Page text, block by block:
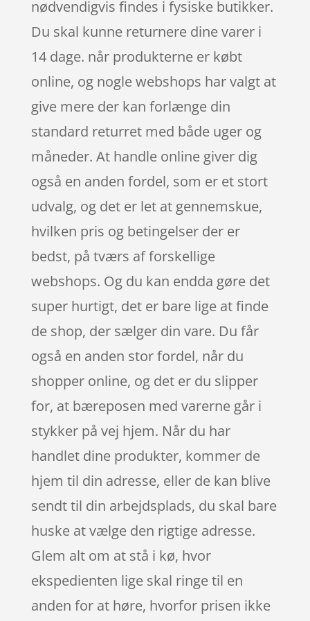
nødvendigvis findes i fysiske butikker.
Du skal kunne returnere dine varer i
14 dage. når produkterne er købt
online, og nogle webshops har valgt at
give mere der kan forlænge din
standard returret med både uger og
måneder. At handle online giver dig
også en anden fordel, som er et stort
udvalg, og det er let at gennemskue,
hvilken pris og betingelser der er
bedst, på tværs af forskellige
webshops. Og du kan endda gøre det
super hurtigt, det er bare lige at finde
de shop, der sælger din vare. Du får
også en anden stor fordel, når du
shopper online, og det er du slipper
for, at bæreposen med varerne går i
stykker på vej hjem. Når du har
handlet dine produkter, kommer de
hjem til din adresse, eller de kan blive
sendt til din arbejdsplads, du skal bare
huske at vælge den rigtige adresse.
Glem alt om at stå i kø, hvor
ekspedienten lige skal ringe til en
anden for at høre, hvorfor prisen ikke